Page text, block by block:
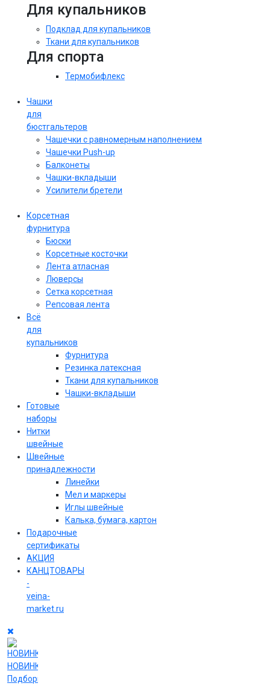
Для купальников
Подклад для купальников
Ткани для купальников
Для спорта
Термобифлекс
Чашки
для
бюстгальтеров
Чашечки с равномерным наполнением
Чашечки Push-up
Балконеты
Чашки-вкладыши
Усилители бретели
Корсетная
фурнитура
Бюски
Корсетные косточки
Лента атласная
Люверсы
Сетка корсетная
Репсовая лента
Всё
для
купальников
Фурнитура
Резинка латексная
Ткани для купальников
Чашки-вкладыши
Готовые
наборы
Нитки
швейные
Швейные
принадлежности
Линейки
Мел и маркеры
Иглы швейные
Калька, бумага, картон
Подарочные
сертификаты
АКЦИЯ
КАНЦТОВАРЫ
-
veina-
market.ru
НОВИНКИ
Подборки